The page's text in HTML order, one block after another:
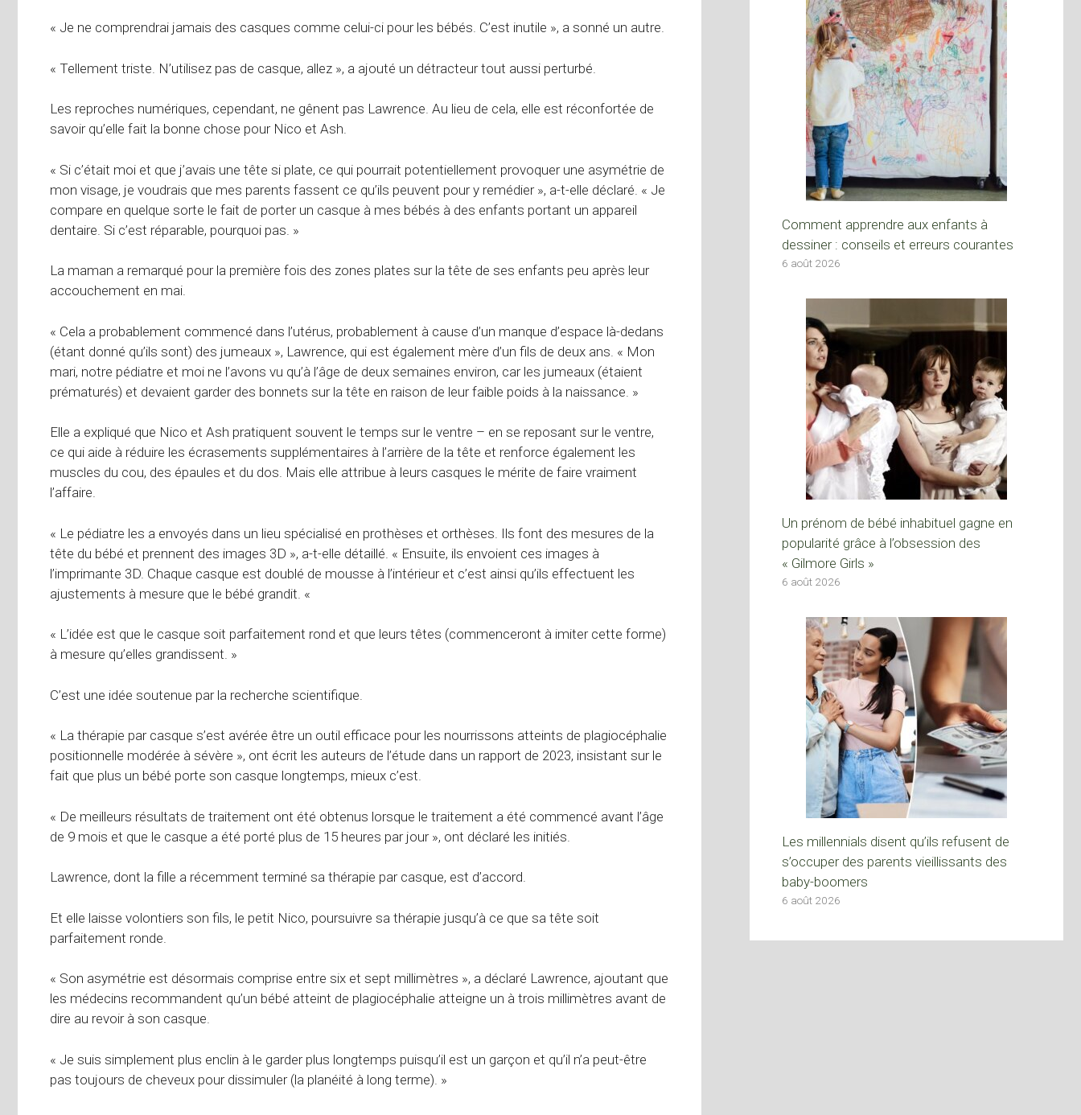
« Je ne comprendrai jamais des casques comme celui-ci pour les bébés. C’est inutile », a sonné un autre.
« Tellement triste. N’utilisez pas de casque, allez », a ajouté un détracteur tout aussi perturbé.
Les reproches numériques, cependant, ne gênent pas Lawrence. Au lieu de cela, elle est réconfortée de
savoir qu’elle fait la bonne chose pour Nico et Ash.
« Si c’était moi et que j’avais une tête si plate, ce qui pourrait potentiellement provoquer une asymétrie de
mon visage, je voudrais que mes parents fassent ce qu’ils peuvent pour y remédier », a-t-elle déclaré. « Je
compare en quelque sorte le fait de porter un casque à mes bébés à des enfants portant un appareil
dentaire. Si c’est réparable, pourquoi pas. »
La maman a remarqué pour la première fois des zones plates sur la tête de ses enfants peu après leur
accouchement en mai.
« Cela a probablement commencé dans l’utérus, probablement à cause d’un manque d’espace là-dedans
(étant donné qu’ils sont) des jumeaux », Lawrence, qui est également mère d’un fils de deux ans. « Mon
mari, notre pédiatre et moi ne l’avons vu qu’à l’âge de deux semaines environ, car les jumeaux (étaient
prématurés) et devaient garder des bonnets sur la tête en raison de leur faible poids à la naissance. »
Elle a expliqué que Nico et Ash pratiquent souvent le temps sur le ventre – en se reposant sur le ventre,
ce qui aide à réduire les écrasements supplémentaires à l’arrière de la tête et renforce également les
muscles du cou, des épaules et du dos. Mais elle attribue à leurs casques le mérite de faire vraiment
l’affaire.
« Le pédiatre les a envoyés dans un lieu spécialisé en prothèses et orthèses. Ils font des mesures de la
tête du bébé et prennent des images 3D », a-t-elle détaillé. « Ensuite, ils envoient ces images à
l’imprimante 3D. Chaque casque est doublé de mousse à l’intérieur et c’est ainsi qu’ils effectuent les
ajustements à mesure que le bébé grandit. «
« L’idée est que le casque soit parfaitement rond et que leurs têtes (commenceront à imiter cette forme)
à mesure qu’elles grandissent. »
C’est une idée soutenue par la recherche scientifique.
« La thérapie par casque s’est avérée être un outil efficace pour les nourrissons atteints de plagiocéphalie
positionnelle modérée à sévère », ont écrit les auteurs de l’étude dans un rapport de 2023, insistant sur le
fait que plus un bébé porte son casque longtemps, mieux c’est.
« De meilleurs résultats de traitement ont été obtenus lorsque le traitement a été commencé avant l’âge
de 9 mois et que le casque a été porté plus de 15 heures par jour », ont déclaré les initiés.
Lawrence, dont la fille a récemment terminé sa thérapie par casque, est d’accord.
Et elle laisse volontiers son fils, le petit Nico, poursuivre sa thérapie jusqu’à ce que sa tête soit
parfaitement ronde.
« Son asymétrie est désormais comprise entre six et sept millimètres », a déclaré Lawrence, ajoutant que
les médecins recommandent qu’un bébé atteint de plagiocéphalie atteigne un à trois millimètres avant de
dire au revoir à son casque.
« Je suis simplement plus enclin à le garder plus longtemps puisqu’il est un garçon et qu’il n’a peut-être
pas toujours de cheveux pour dissimuler (la planéité à long terme). »
Comment apprendre aux enfants à
dessiner : conseils et erreurs courantes
6 août 2026
Un prénom de bébé inhabituel gagne en
popularité grâce à l’obsession des
« Gilmore Girls »
6 août 2026
Les millennials disent qu’ils refusent de
s’occuper des parents vieillissants des
baby-boomers
6 août 2026